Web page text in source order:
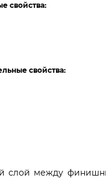
свойства:
свойства:
слой между